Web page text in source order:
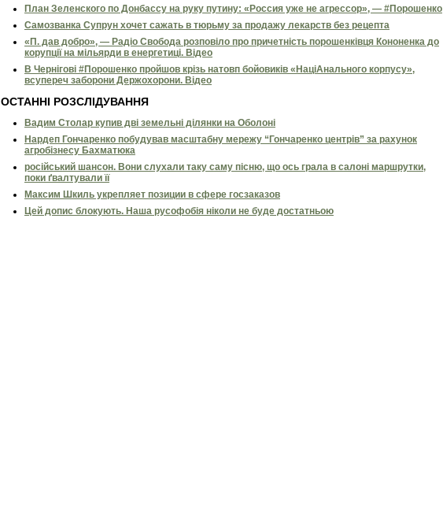
План Зеленского по Донбассу на руку путину: «Россия уже не агрессор», — #Порошенко
Самозванка Супрун хочет сажать в тюрьму за продажу лекарств без рецепта
«П. дав добро», — Радіо Свобода розповіло про причетність порошенківця Кононенка до
корупції на мільярди в енергетиці. Відео
В Чернігові #Порошенко пройшов крізь натовп бойовиків «НаціАнального корпусу»,
всупереч заборони Держохорони. Відео
ОСТАННІ РОЗСЛІДУВАННЯ
Вадим Столар купив дві земельні ділянки на Оболоні
Нардеп Гончаренко побудував масштабну мережу “Гончаренко центрів” за рахунок
агробізнесу Бахматюка
російський шансон. Вони слухали таку саму пісню, що ось грала в салоні маршрутки,
поки ґвалтували її
Максим Шкиль укрепляет позиции в сфере госзаказов
Цей допис блокують. Наша русофобія ніколи не буде достатньою